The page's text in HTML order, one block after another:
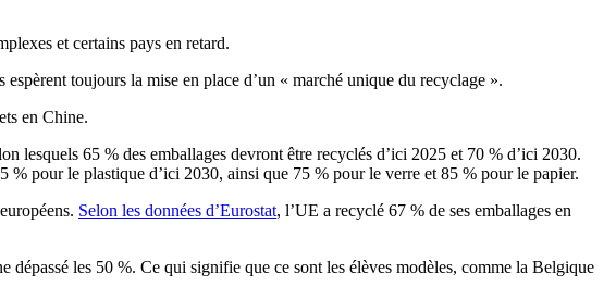
et certains pays en retard.
toujours la mise en place d’un « marché unique du recyclage ».
en Chine.
lesquels 65 % des emballages devront être recyclés d’ici 2025 et 70 % d’ici 2030.
pour le plastique d’ici 2030, ainsi que 75 % pour le verre et 85 % pour le papier.
Selon les données d’Eurostat, l’UE a recyclé 67 % de ses emballages en
les 50 %. Ce qui signifie que ce sont les élèves modèles, comme la Belgique